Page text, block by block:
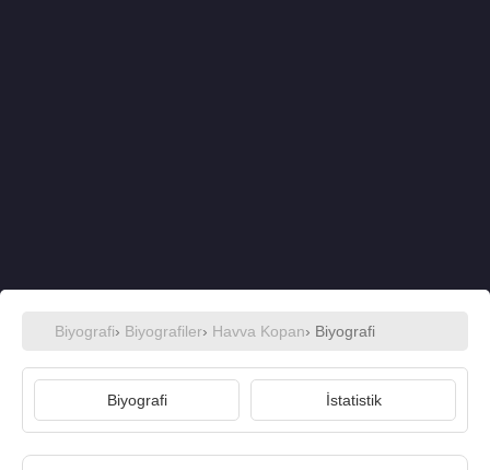
Biyografi› Biyografiler› Havva Kopan› Biyografi
Biyografi İstatistik